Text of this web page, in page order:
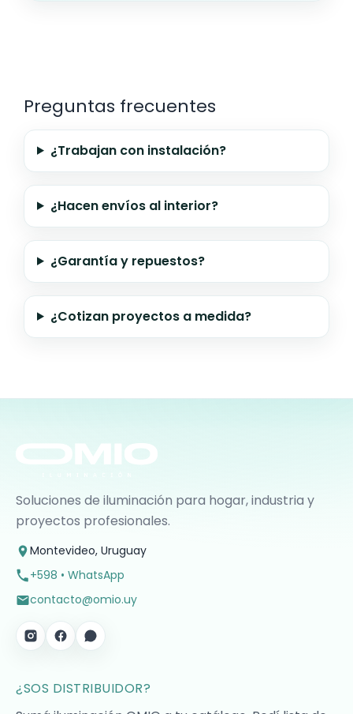
Preguntas frecuentes
¿Trabajan con instalación?
¿Hacen envíos al interior?
¿Garantía y repuestos?
¿Cotizan proyectos a medida?
Soluciones de iluminación para hogar, industria y
proyectos profesionales.
Montevideo, Uruguay
+598 • WhatsApp
contacto@omio.uy
¿SOS DISTRIBUIDOR?